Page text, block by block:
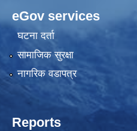
eGov services
घटना दर्ता
सामाजिक सुरक्षा
नागरिक वडापत्र
Reports